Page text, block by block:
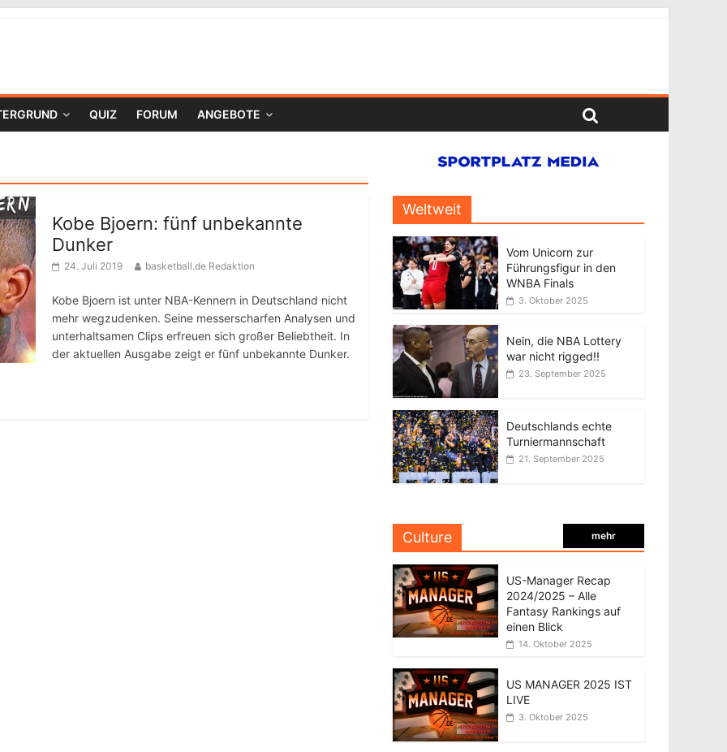
QUIZ FORUM ANGEBOTE
Kobe Bjoern: fünf unbekannte
Dunker
24. Juli 2019 basketball.de Redaktion
Kobe Bjoern ist unter NBA-Kennern in Deutschland nicht
mehr wegzudenken. Seine messerscharfen Analysen und
unterhaltsamen Clips erfreuen sich großer Beliebtheit. In
der aktuellen Ausgabe zeigt er fünf unbekannte Dunker.
Weltweit
Vom Unicorn zur
Führungsfigur in den
WNBA Finals
3. Oktober 2025
Nein, die NBA Lottery
war nicht rigged!!
23. September 2025
Deutschlands echte
Turniermannschaft
21. September 2025
Culture mehr
US-Manager Recap
2024/2025 – Alle
Fantasy Rankings auf
einen Blick
14. Oktober 2025
US MANAGER 2025 IST
LIVE
3. Oktober 2025